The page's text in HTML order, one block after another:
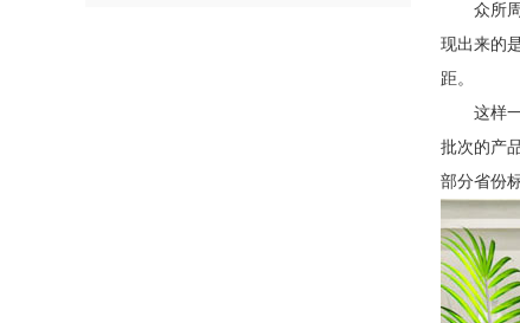
众所
现出来的
距。
这样
批次的产
部分省份